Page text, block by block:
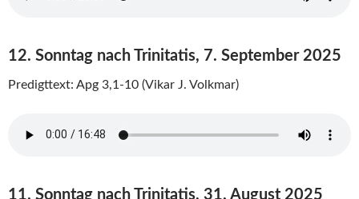
12. Sonntag nach Trinitatis, 7. September 2025
Predigttext: Apg 3,1-10 (Vikar J. Volkmar)
11. Sonntag nach Trinitatis, 31. August 2025